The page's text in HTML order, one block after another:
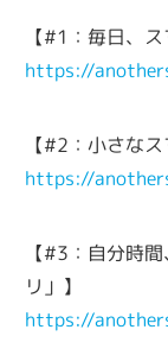
【#1：毎日、
https://
【#2：小さな
https://
【#3：自分時
リ」】
https://